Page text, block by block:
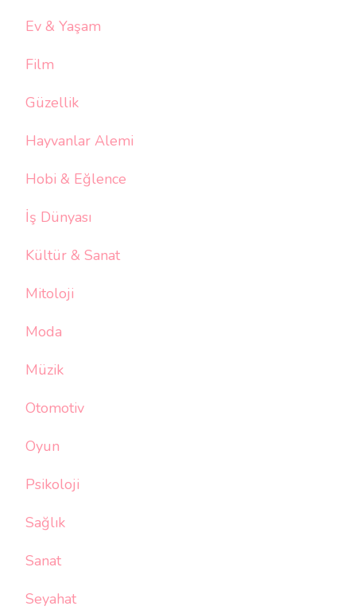
Ev & Yaşam
Film
Güzellik
Hayvanlar Alemi
Hobi & Eğlence
İş Dünyası
Kültür & Sanat
Mitoloji
Moda
Müzik
Otomotiv
Oyun
Psikoloji
Sağlık
Sanat
Seyahat